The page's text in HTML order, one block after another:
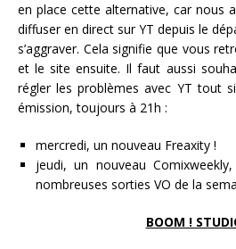
en place cette alternative, car nous
diffuser en direct sur YT depuis le
s’aggraver. Cela signifie que vous
et le site ensuite. Il faut aussi
régler les problèmes avec YT tout
émission, toujours à 21h :
mercredi, un nouveau Freaxity !
jeudi, un nouveau
nombreuses sorties VO de la
BOOM !